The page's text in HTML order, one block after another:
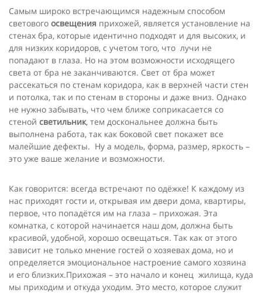
Самым широко встречающимся надежным способом
светового освещения прихожей, является установление на
стенах бра, которые идентично подходят и для высоких, и
для низких коридоров, с учетом того, что лучи не
попадают в глаза. Но на этом возможности исходящего
света от бра не заканчиваются. Свет от бра может
рассекаться по стенам коридора, как в верхней части стен
и потолка, так и по стенам в стороны и даже вниз. Однако
не нужно забывать, что чем ближе соприкасается со
стеной светильник, тем доскональнее должна быть
выполнена работа, так как боковой свет покажет все
малейшие дефекты. Ну а модель, форма, размер, яркость –
это уже ваше желание и возможности.
Как говорится: всегда встречают по одёжке! К каждому из
нас приходят гости и, открывая им двери дома, квартиры,
первое, что попадётся им на глаза – прихожая. Эта
комнатка, с которой начинается наш дом, должна быть
красивой, удобной, хорошо освещаться. Так как от этого
зависит не только мнение гостей о хозяевах дома, но и
определяется эмоциональное настроение самого хозяина
и его близких.Прихожая – это начало и конец жилища, куда
мы приходим и откуда уходим. Это место, которое служит